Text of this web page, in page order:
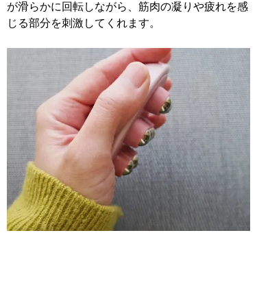
が滑らかに回転しながら、筋肉の凝りや疲れを感
じる部分を刺激してくれます。